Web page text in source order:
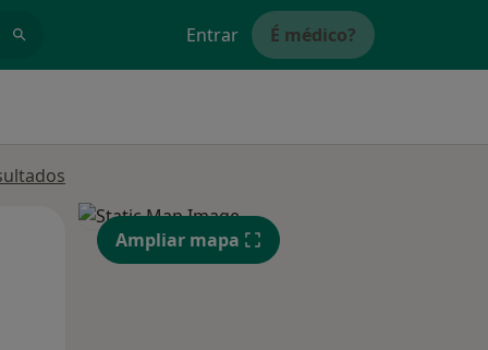
Entrar É médico?
Sex, Sáb,
15 Ago
Ampliar mapa